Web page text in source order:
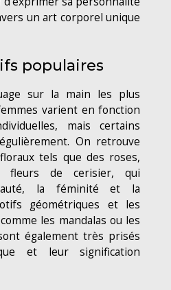
un art corporel unique
populaires
sur la main les plus
varient en fonction
mais certains
On retrouve
tels que des roses,
de cerisier, qui
la féminité et la
géométriques et les
les mandalas ou les
également très prisés
et leur signification